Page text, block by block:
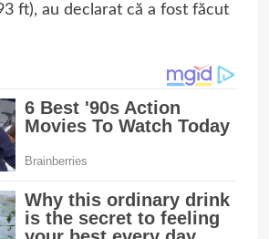
ft), au declarat că a fost făcut